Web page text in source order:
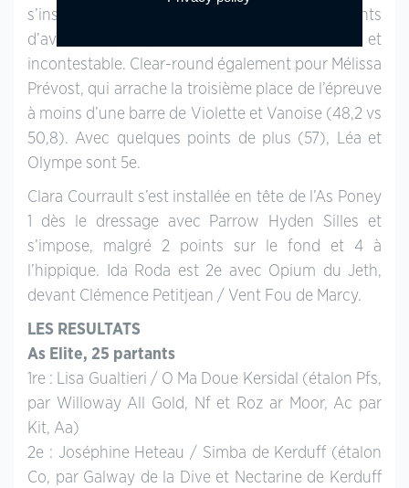
s’installe définitivement en tête avec 7 points
d’avance (40,6), une victoire franche et
incontestable. Clear-round également pour Mélissa
Prévost, qui arrache la troisième place de l’épreuve
à moins d’une barre de Violette et Vanoise (48,2 vs
50,8). Avec quelques points de plus (57), Léa et
Olympe sont 5e.
Clara Courrault s’est installée en tête de l’As Poney
1 dès le dressage avec Parrow Hyden Silles et
s’impose, malgré 2 points sur le fond et 4 à
l’hippique. Ida Roda est 2e avec Opium du Jeth,
devant Clémence Petitjean / Vent Fou de Marcy.
LES RESULTATS
As Elite, 25 partants
1re : Lisa Gualtieri / O Ma Doue Kersidal (étalon Pfs,
par Willoway All Gold, Nf et Roz ar Moor, Ac par
Kit, Aa)
2e : Joséphine Heteau / Simba de Kerduff (étalon
Co, par Galway de la Dive et Nectarine de Kerduff